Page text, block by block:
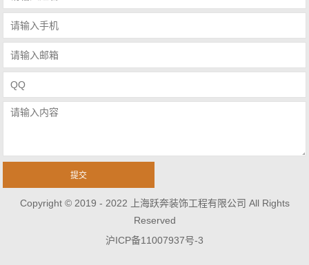
Copyright © 2019 - 2022 上海跃奔装饰工程有限公司 All Rights
Reserved
沪ICP备11007937号-3